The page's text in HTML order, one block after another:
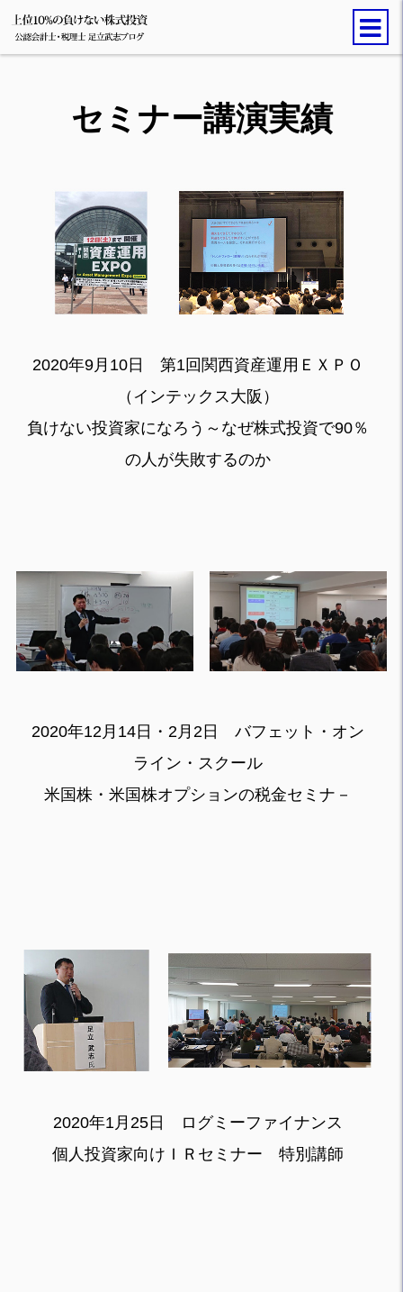
セミナー講演実績
2020年9月10日 第1回関西資産運用ＥＸＰＯ
（インテックス大阪）
負けない投資家になろう～なぜ株式投資で90％
の人が失敗するのか
2020年12月14日・2月2日 バフェット・オン
ライン・スクール
米国株・米国株オプションの税金セミナ－
2020年1月25日 ログミーファイナンス
個人投資家向けＩＲセミナー 特別講師